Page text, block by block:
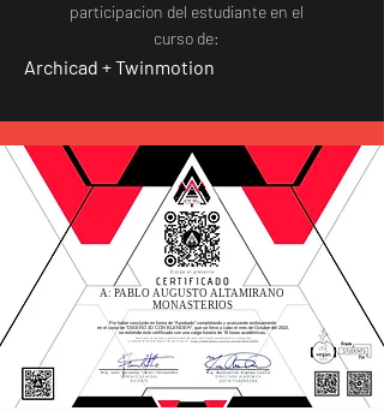
participacion del estudiante en el
curso de:
Archicad + Twinmotion
A: PABLO AUGUSTO ALTAMIRANO
MONASTERIOS
Por haber concluido en forma de "Aprobado" completando y avanzando exitosamente
en el curso de "DISEÑO 3D CON BLENDER", que se llevó a cabo el mes de Octubre del 2022,
se extiende este certificado con una carga horaria de 16 horas académicas.